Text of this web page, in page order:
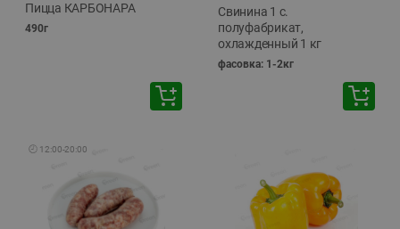
Пицца КАРБОНАРА
490г
Свинина 1 с.
полуфабрикат,
охлажденный 1 кг
фасовка: 1-2кг
🕘 12:00-20:00